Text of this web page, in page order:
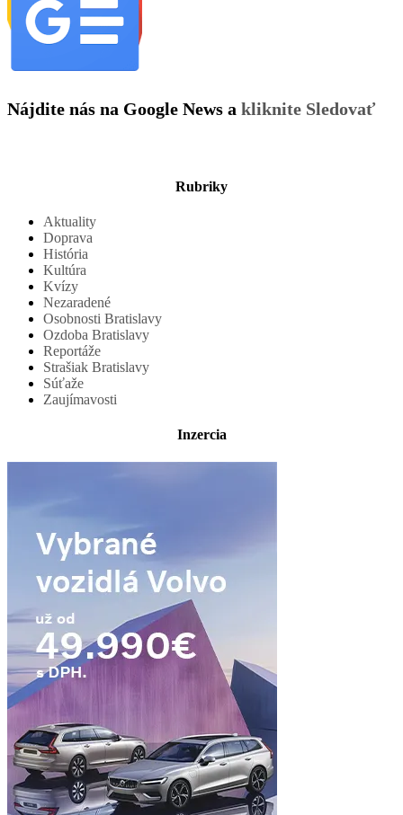
Nájdite nás na Google News a kliknite Sledovať
Rubriky
Aktuality
Doprava
História
Kultúra
Kvízy
Nezaradené
Osobnosti Bratislavy
Ozdoba Bratislavy
Reportáže
Strašiak Bratislavy
Súťaže
Zaujímavosti
Inzercia